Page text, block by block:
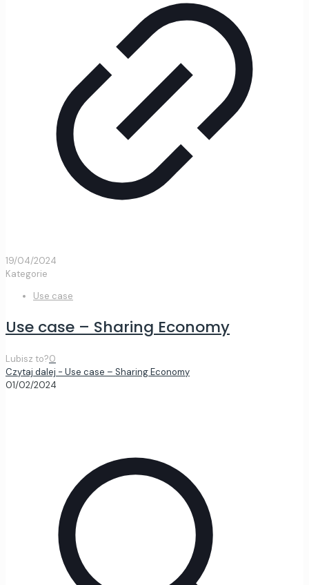
19/04/2024
Kategorie
Use case
Use case – Sharing Economy
Lubisz to?0
Czytaj dalej - Use case – Sharing Economy
01/02/2024